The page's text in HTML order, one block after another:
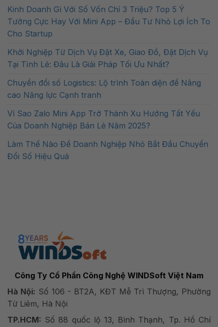
Kinh Doanh Gì Với Số Vốn Chỉ 3 Triệu? Top 5 Ý
Tưởng Cực Hay Với Mini App – Đầu Tư Nhỏ Lợi Ích To
Cho Startup
Khởi Nghiệp Từ Dịch Vụ Đặt Xe, Giao Đồ, Đặt Dịch Vụ
Tại Tỉnh Lẻ: Đâu Là Giải Pháp Tối Ưu Nhất?
Chuyển đổi số Logistics: Lộ trình Toàn diện để Nâng
cao Năng lực Cạnh tranh
Vì Sao Zalo Mini App Trở Thành Xu Hướng Tất Yếu
Của Doanh Nghiệp Bán Lẻ Năm 2025?
Làm Thế Nào Để Doanh Nghiệp Nhỏ Bắt Đầu Chuyển
Đổi Số Hiệu Quả
Công Ty Cổ Phần Công Nghệ WINDSoft Việt Nam
Hà Nội: Số 106 - BT2A, KĐT Mễ Trì Thượng, Phường
Từ Liêm, Hà Nội
TP.HCM: Số 88 quốc lộ 13, Bình Thạnh, Tp. Hồ Chí